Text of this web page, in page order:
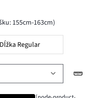
155cm-163cm)
Dĺžka Regular